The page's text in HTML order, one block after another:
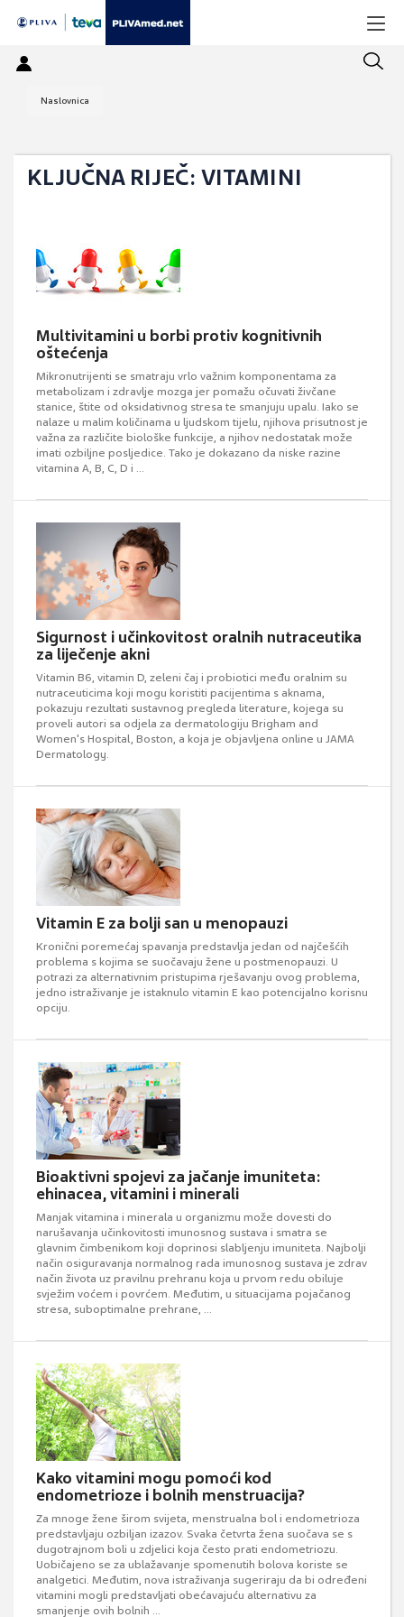
Naslovnica
KLJUČNA RIJEČ: VITAMINI
Multivitamini u borbi protiv kognitivnih
oštećenja
Mikronutrijenti se smatraju vrlo važnim komponentama za
metabolizam i zdravlje mozga jer pomažu očuvati živčane
stanice, štite od oksidativnog stresa te smanjuju upalu. Iako se
nalaze u malim količinama u ljudskom tijelu, njihova prisutnost je
važna za različite biološke funkcije, a njihov nedostatak može
imati ozbiljne posljedice. Tako je dokazano da niske razine
vitamina A, B, C, D i ...
Sigurnost i učinkovitost oralnih nutraceutika
za liječenje akni
Vitamin B6, vitamin D, zeleni čaj i probiotici među oralnim su
nutraceuticima koji mogu koristiti pacijentima s aknama,
pokazuju rezultati sustavnog pregleda literature, kojega su
proveli autori sa odjela za dermatologiju Brigham and
Women's Hospital, Boston, a koja je objavljena online u JAMA
Dermatology.
Vitamin E za bolji san u menopauzi
Kronični poremećaj spavanja predstavlja jedan od najčešćih
problema s kojima se suočavaju žene u postmenopauzi. U
potrazi za alternativnim pristupima rješavanju ovog problema,
jedno istraživanje je istaknulo vitamin E kao potencijalno korisnu
opciju.
Bioaktivni spojevi za jačanje imuniteta:
ehinacea, vitamini i minerali
Manjak vitamina i minerala u organizmu može dovesti do
narušavanja učinkovitosti imunosnog sustava i smatra se
glavnim čimbenikom koji doprinosi slabljenju imuniteta. Najbolji
način osiguravanja normalnog rada imunosnog sustava je zdrav
način života uz pravilnu prehranu koja u prvom redu obiluje
svježim voćem i povrćem. Međutim, u situacijama pojačanog
stresa, suboptimalne prehrane, ...
Kako vitamini mogu pomoći kod
endometrioze i bolnih menstruacija?
Za mnoge žene širom svijeta, menstrualna bol i endometrioza
predstavljaju ozbiljan izazov. Svaka četvrta žena suočava se s
dugotrajnom boli u zdjelici koja često prati endometriozu.
Uobičajeno se za ublažavanje spomenutih bolova koriste se
analgetici. Međutim, nova istraživanja sugeriraju da bi određeni
vitamini mogli predstavljati obećavajuću alternativu za
smanjenje ovih bolnih ...